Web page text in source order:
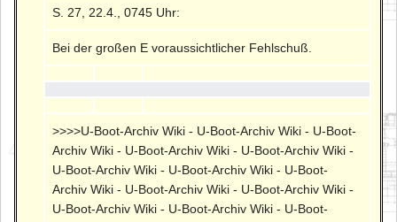
S. 27, 22.4., 0745 Uhr:
Bei der großen E voraussichtlicher Fehlschuß.
>>>>U-Boot-Archiv Wiki - U-Boot-Archiv Wiki - U-Boot-
Archiv Wiki - U-Boot-Archiv Wiki - U-Boot-Archiv Wiki -
U-Boot-Archiv Wiki - U-Boot-Archiv Wiki - U-Boot-
Archiv Wiki - U-Boot-Archiv Wiki - U-Boot-Archiv Wiki -
U-Boot-Archiv Wiki - U-Boot-Archiv Wiki - U-Boot-